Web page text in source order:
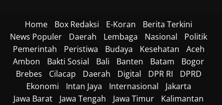
Home Box Redaksi E-Koran
Berita Terkini
News Populer
Daerah Lembaga Nasional
Politik
Pemerintah
Peristiwa Budaya Kesehatan
Aceh
Ambon
Bakti Sosial Bali Banten Batam
Bogor
Brebes
Cilacap Daerah Digital DPR RI
DPRD
Ekonomi
Intan Jaya Internasional
Jakarta
Jawa Barat
Jawa Tengah Jawa Timur Kalimantan